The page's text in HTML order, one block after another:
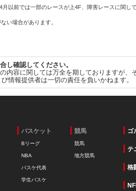
以前では一部のレースが上4F、障害レースに関し
い場合があります。
し確認してください。
内容に関しては万全を期しておりますが
情報提供者は一切の責任を負いかねます。
バスケット
Bリーグ
NBA
バスケ代表
学生バスケ
競馬
競馬
地方競馬
ゴ
テ
格